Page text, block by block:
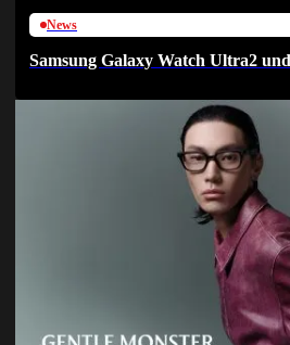
News
Samsung Galaxy Watch Ultra2